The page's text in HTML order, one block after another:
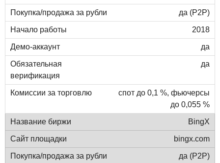
да (P2P)
2018
да
да
спот до 0,1 %, фьючерсы
до 0,055 %
BingX
bingx.com
да (P2P)